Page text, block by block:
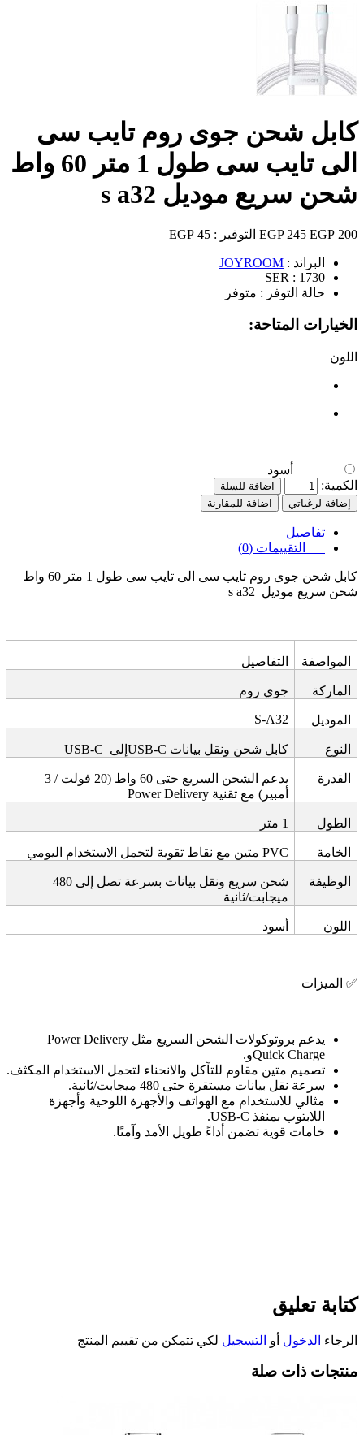
كابل شحن جوى روم تايب سى
الى تايب سى طول 1 متر 60 واط
شحن سريع موديل s a32
200 EGP
245 EGP التوفير : 45 EGP
البراند : JOYROOM
SER : 1730
حالة التوفر : متوفر
الخيارات المتاحة:
اللون
أسود
الكمية:
اضافة للسلة
إضافة لرغباتي
اضافة للمقارنة
تفاصيل
التقييمات (0)
كابل شحن جوى روم تايب سى الى تايب سى طول 1 متر 60 واط
شحن سريع موديل s a32
المواصفة التفاصيل
الماركة جوي روم
الموديل S-A32
النوع كابل شحن ونقل بيانات USB-C إلى USB-C
القدرة
يدعم الشحن السريع حتى 60 واط (20 فولت / 3
أمبير) مع تقنيةPower Delivery
الطول 1 متر
الخامة PVC متين مع نقاط تقوية لتحمل الاستخدام اليومي
الوظيفة
شحن سريع ونقل بيانات بسرعة تصل إلى 480
ميجابت/ثانية
اللون أسود
✅ الميزات
يدعم بروتوكولات الشحن السريع مثل Power Delivery
وQuick Charge.
تصميم متين مقاوم للتآكل والانحناء لتحمل الاستخدام المكثف.
سرعة نقل بيانات مستقرة حتى 480 ميجابت/ثانية
.
مثالي للاستخدام مع الهواتف والأجهزة اللوحية وأجهزة
اللابتوب بمنفذ USB-C.
خامات قوية تضمن أداءً طويل الأمد وآمنًا.
كتابة تعليق
الرجاء الدخول أو التسجيل لكي تتمكن من تقييم المنتج
منتجات ذات صلة